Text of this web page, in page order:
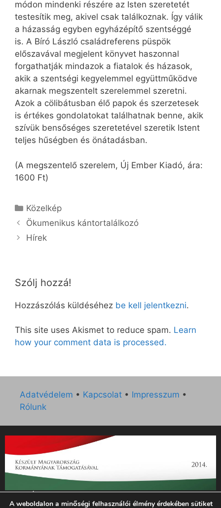
módon mindenki részére az Isten szeretetét
testesítik meg, akivel csak találkoznak. Így válik
a házasság egyben egyházépítő szentséggé
is. A Bíró László családreferens püspök
előszavával megjelent könyvet haszonnal
forgathatják mindazok a fiatalok és házasok,
akik a szentségi kegyelemmel együttműködve
akarnak megszentelt szerelemmel szeretni.
Azok a cölibátusban élő papok és szerzetesek
is értékes gondolatokat találhatnak benne, akik
szívük bensőséges szeretetével szeretik Istent
teljes hűségben és önátadásban.
(A megszentelő szerelem, Új Ember Kiadó, ára:
1600 Ft)
Kategória
Közelkép
Ökumenikus kántortalálkozó
Hírek
Szólj hozzá!
Hozzászólás küldéséhez be kell jelentkezni.
This site uses Akismet to reduce spam. Learn
how your comment data is processed.
Adatvédelem • Kapcsolat • Impresszum •
Rólunk
„Az Új Ember katolikus hetilap 2014. évi működésének
támogatását az EGYH-KCP-14-P-0121 sz. támogatási
A weboldalon a minőségi felhasználói élmény érdekében sütiket